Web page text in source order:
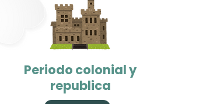
Periodo colonial y
republica